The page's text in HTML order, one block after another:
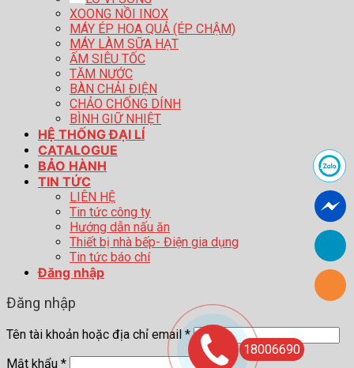
XOONG NỒI INOX
MÁY ÉP HOA QUẢ (ÉP CHẬM)
MÁY LÀM SỮA HẠT
ẤM SIÊU TỐC
TĂM NƯỚC
BÀN CHẢI ĐIỆN
CHẢO CHỐNG DÍNH
BÌNH GIỮ NHIỆT
HỆ THỐNG ĐẠI LÍ
CATALOGUE
BẢO HÀNH
TIN TỨC
LIÊN HỆ
Tin tức công ty
Hướng dẫn nấu ăn
Thiết bị nhà bếp- Điện gia dụng
Tin tức báo chí
Đăng nhập
Đăng nhập
Tên tài khoản hoặc địa chỉ email *
Mật khẩu *
18006690